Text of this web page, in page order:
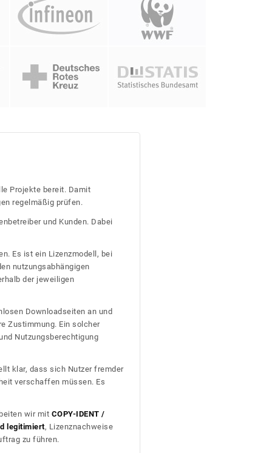
Projekte bereit. Damit
regelmäßig prüfen.
und Kunden. Dabei
Es ist ein Lizenzmodell, bei
nutzungsabhängigen
der jeweiligen
Downloadseiten an und
Zustimmung. Ein solcher
Nutzungsberechtigung
klar, dass sich Nutzer fremder
verschaffen müssen. Es
wir mit COPY-IDENT /
legitimiert, Lizenznachweise
zu führen.